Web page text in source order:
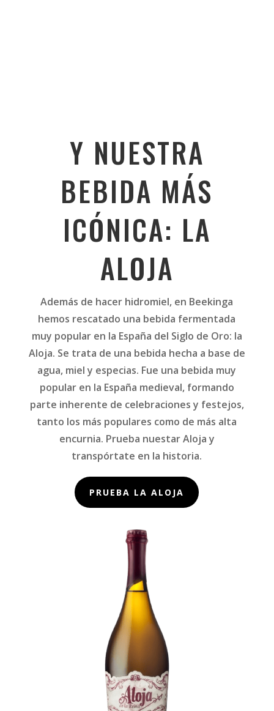
Y NUESTRA
BEBIDA MÁS
ICÓNICA: LA
ALOJA
Además de hacer hidromiel, en Beekinga
hemos rescatado una bebida fermentada
muy popular en la España del Siglo de Oro: la
Aloja. Se trata de una bebida hecha a base de
agua, miel y especias. Fue una bebida muy
popular en la España medieval, formando
parte inherente de celebraciones y festejos,
tanto los más populares como de más alta
encurnia. Prueba nuestar Aloja y
transpórtate en la historia.
PRUEBA LA ALOJA